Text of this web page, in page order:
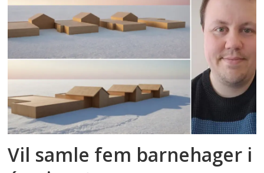
Vil samle fem barnehager i